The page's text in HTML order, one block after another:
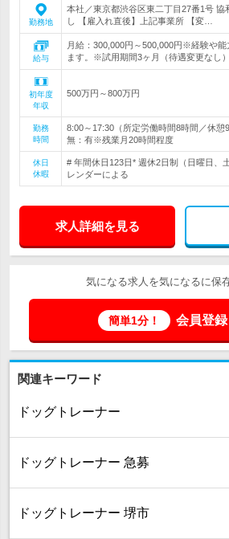
勤務地
本社／東京都渋谷区東二丁目27番1号
し 【雇入れ直後】上記事業所 【変…
給与
月給：300,000円～500,000円※経験や能
ます。※試用期間3ヶ月（待遇変更なし）
初年度
年収
500万円～800万円
勤務
時間
8:00～17:30（所定労働時間8時間／休
無：有※残業月20時間程度
休日
休暇
# 年間休日123日* 週休2日制（日曜日、
レンダーによる
求人詳細を見る
気になる求人を気になるに保
簡単1分！ 会員登録
関連キーワード
ドッグトレーナー
ドッグトレーナー 急募
ドッグトレーナー 堺市